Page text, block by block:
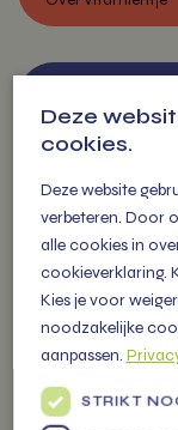
Over Vitamientje
Jouw
verse
en
gezonde
Deze
cookies.
Deze website
verbeteren. Door
alle cookies in
cookieverklaring.
Kies je voor
noodzakelijke
aanpassen.
STRIKT